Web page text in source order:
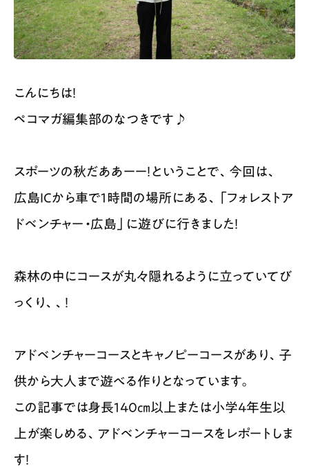
こんにちは！
ペコマガ編集部のなつきです♪
スポーツの秋だああーー！ということで、今回は、
広島ICから車で1時間の場所にある、「フォレストア
ドベンチャー・広島」に遊びに行きました！
森林の中にコースが丸々隠れるように立っていてび
っくり、、！
アドベンチャーコースとキャノピーコースがあり、子
供から大人まで遊べる作りとなっています。
この記事では身長140㎝以上または小学4年生以
上が楽しめる、アドベンチャーコースをレポートしま
す！